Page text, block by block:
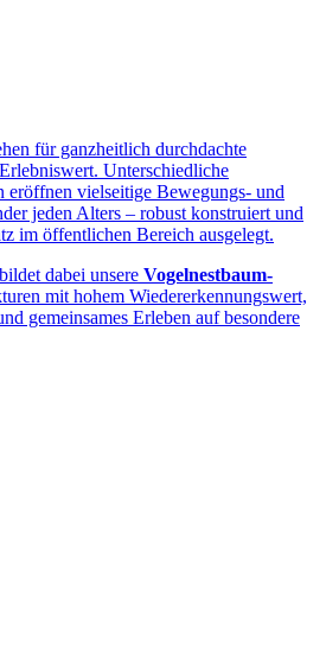
für ganzheitlich durchdachte
Unterschiedliche
eröffnen vielseitige Bewegungs- und
jeden Alters – robust konstruiert und
im öffentlichen Bereich ausgelegt.
dabei unsere Vogelnestbaum-
mit hohem Wiedererkennungswert,
gemeinsames Erleben auf besondere